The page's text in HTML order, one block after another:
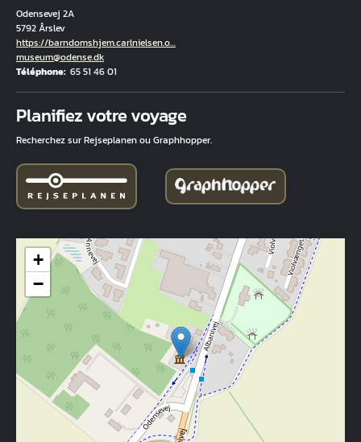
Odensevej 2A
5792 Årslev
Hjemmeside
https://barndomshjem.carlnielsen.o…
Courriel
museum@odense.dk
Téléphone 65 51 46 01
Planifiez votre voyage
Recherchez sur Rejseplanen ou Graphhopper.
+
−